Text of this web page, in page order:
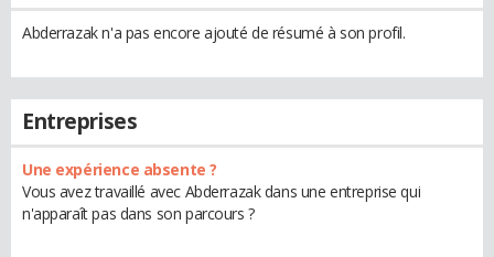
Abderrazak n'a pas encore ajouté de résumé à son profil.
Entreprises
Une expérience absente ?
Vous avez travaillé avec Abderrazak dans une entreprise qui
n'apparaît pas dans son parcours ?